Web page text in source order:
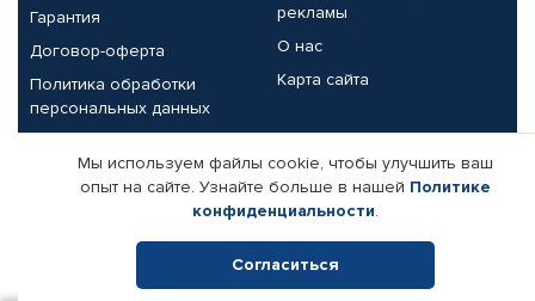
Гарантия
Договор-оферта
Политика обработки
персональных данных
рекламы
О нас
Карта сайта
Партнерам
Корпоративным клиентам
Поставщикам
Реквизиты компании
Мы используем файлы cookie, чтобы улучшить ваш
опыт на сайте. Узнайте больше в нашей Политике
конфиденциальности.
Согласиться